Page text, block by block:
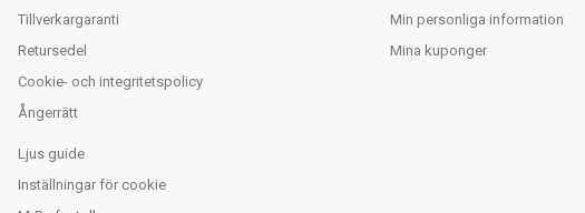
Tillverkargaranti
Retursedel
Cookie- och integritetspolicy
Ångerrätt
Ljus guide
Inställningar för cookie
Min personliga information
Mina kuponger